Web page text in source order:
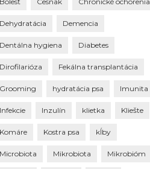
Demencia
hygiena Diabetes
Fekálna transplantácia
hydratácia psa Imunita
Inzulín klietka Kliešte
Kostra psa kĺby
Mikrobiota Mikrobióm